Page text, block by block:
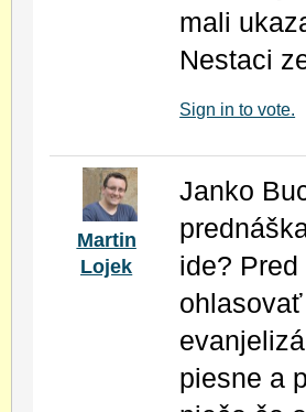
mali
Nestaci
Sign in to vote.
Martin
Lojek
Janko
ide?
piesne a